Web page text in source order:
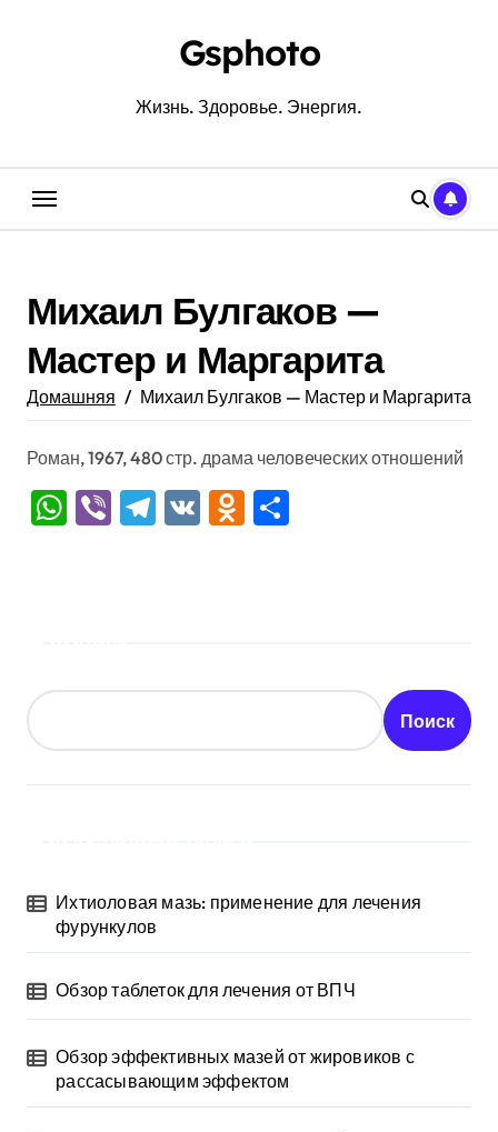
Gsphoto
Жизнь. Здоровье. Энергия.
Михаил Булгаков —
Мастер и Маргарита
Домашняя Михаил Булгаков — Мастер и Маргарита
Роман, 1967, 480 стр. драма человеческих отношений
WhatsApp
ViberTelegram
VK Odnoklassniki
Поиск
Ихтиоловая мазь: применение для лечения
фурункулов
Обзор таблеток для лечения от ВПЧ
Обзор эффективных мазей от жировиков с
рассасывающим эффектом